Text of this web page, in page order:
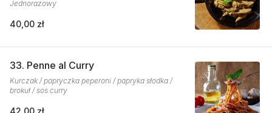
Jednorazowy
40,00 zł
33. Penne al Curry
Kurczak / papryczka peperoni / papryka słodka /
brokuł / sos curry
42,00 zł